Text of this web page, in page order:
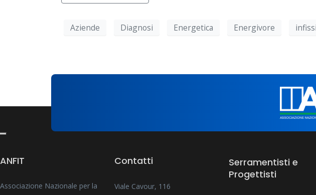
Aziende Diagnosi Energetica Energivore infissi
ANFIT
Associazione Nazionale per la
Contatti
Viale Cavour, 116
Serramentisti e
Progettisti